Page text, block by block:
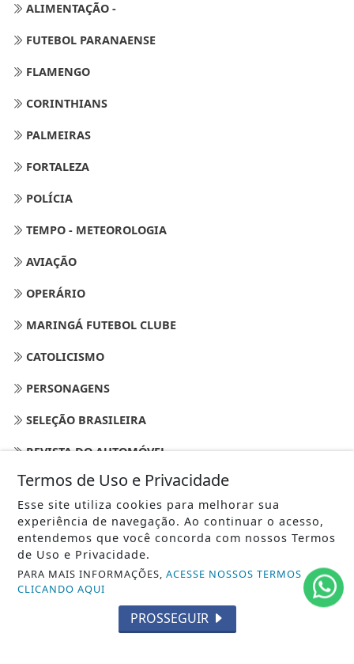
ALIMENTAÇÃO -
FUTEBOL PARANAENSE
FLAMENGO
CORINTHIANS
PALMEIRAS
FORTALEZA
POLÍCIA
TEMPO - METEOROLOGIA
AVIAÇÃO
OPERÁRIO
MARINGÁ FUTEBOL CLUBE
CATOLICISMO
PERSONAGENS
SELEÇÃO BRASILEIRA
REVISTA DO AUTOMÓVEL
EMPREGOS
CLIMA
UNIVERSO FEMININO
/ NAVEGUE
Termos de Uso e Privacidade
Esse site utiliza cookies para melhorar sua
experiência de navegação. Ao continuar o acesso,
entendemos que você concorda com nossos Termos
de Uso e Privacidade.
PARA MAIS INFORMAÇÕES,ACESSE NOSSOS TERMOS
CLICANDO AQUI
PROSSEGUIR